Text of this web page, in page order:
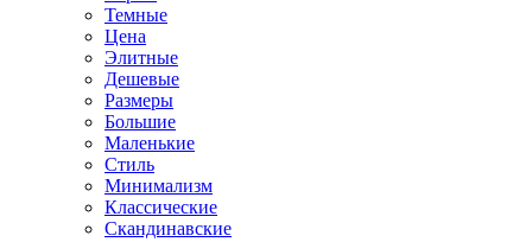
Темные
Цена
Элитные
Дешевые
Размеры
Большие
Маленькие
Стиль
Минимализм
Классические
Скандинавские